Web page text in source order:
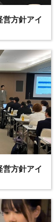
営方針アイ
営方針アイ